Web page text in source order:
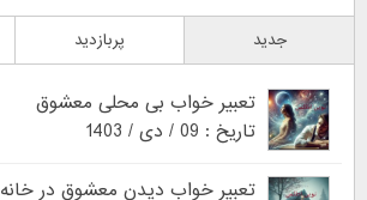
جدید پربازدید
تعبیر خواب بی محلی معشوق
تاریخ : 09 / دی / 1403
تعبیر خواب دیدن معشوق در خانه